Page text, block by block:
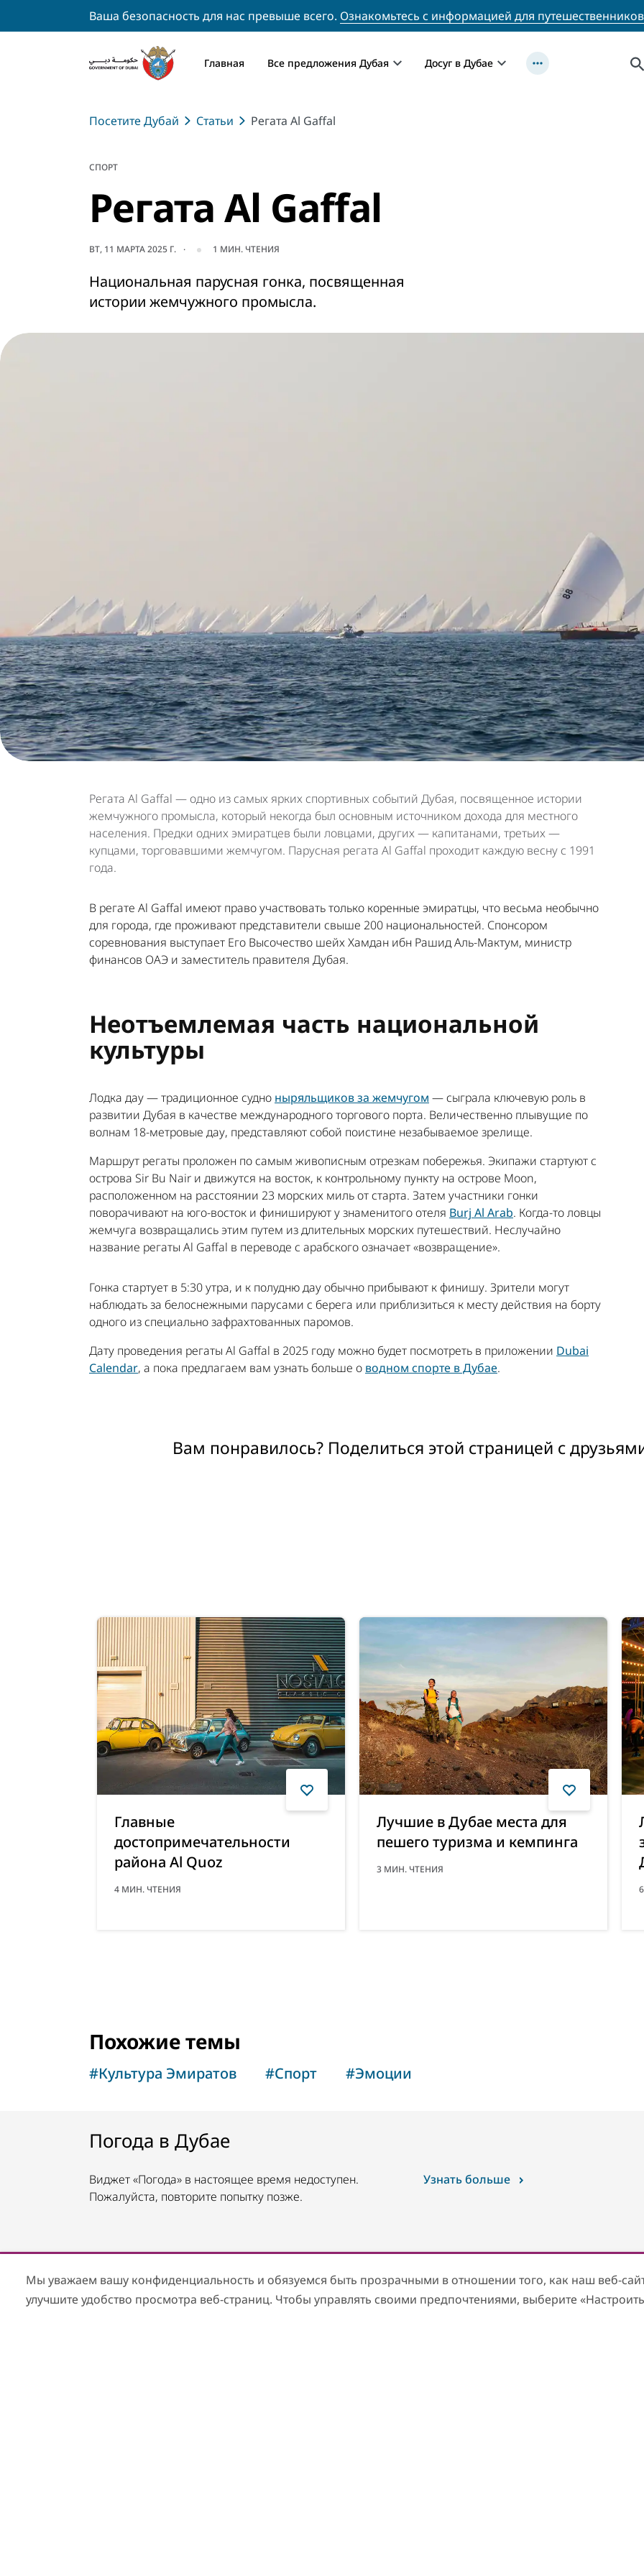
Мы уважаем вашу конфиденциальность и обязуемся быть прозрачными в отношении того, как наш веб-
улучшите удобство просмотра веб-страниц. Чтобы управлять своими предпочтениями, выберите
Ваша безопасность для нас превыше всего. Ознакомьтесь с информацией для путешественников
Главная Все предложения Дубая Досуг в Дубае
Посетите Дубай Статьи Регата Al Gaffal
СПОРТ
Регата Al Gaffal
ВТ, 11 МАРТА 2025 Г. 1 МИН. ЧТЕНИЯ
Национальная парусная гонка, посвященная
истории жемчужного промысла.
Регата Al Gaffal — одно из самых ярких спортивных событий Дубая, посвященное истории
жемчужного промысла, который некогда был основным источником дохода для местного
населения. Предки одних эмиратцев были ловцами, других — капитанами, третьих —
купцами, торговавшими жемчугом. Парусная регата Al Gaffal проходит каждую весну с 1991
года.
В регате Al Gaffal имеют право участвовать только коренные эмиратцы, что весьма необычно
для города, где проживают представители свыше 200 национальностей. Спонсором
соревнования выступает Его Высочество шейх Хамдан ибн Рашид Аль-Мактум, министр
финансов ОАЭ и заместитель правителя Дубая.
Неотъемлемая часть национальной
культуры
Лодка дау — традиционное судно ныряльщиков за жемчугом — сыграла ключевую роль в
развитии Дубая в качестве международного торгового порта. Величественно плывущие по
волнам 18-метровые дау, представляют собой поистине незабываемое зрелище.
Маршрут регаты проложен по самым живописным отрезкам побережья. Экипажи стартуют с
острова Sir Bu Nair и движутся на восток, к контрольному пункту на острове Moon,
расположенном на расстоянии 23 морских миль от старта. Затем участники гонки
поворачивают на юго-восток и финишируют у знаменитого отеля Burj Al Arab. Когда-то ловцы
жемчуга возвращались этим путем из длительных морских путешествий. Неслучайно
название регаты Al Gaffal в переводе с арабского означает «возвращение».
Гонка стартует в 5:30 утра, и к полудню дау обычно прибывают к финишу. Зрители могут
наблюдать за белоснежными парусами с берега или приблизиться к месту действия на борту
одного из специально зафрахтованных паромов.
Дату проведения регаты Al Gaffal в 2025 году можно будет посмотреть в приложении Dubai
Calendar, а пока предлагаем вам узнать больше о водном спорте в Дубае.
Вам понравилось? Поделиться этой страницей с
Главные
достопримечательности
района Al Quoz
4 МИН. ЧТЕНИЯ
Лучшие в Дубае места для
пешего туризма и кемпинга
3 МИН. ЧТЕНИЯ
6
Похожие темы
#Культура Эмиратов #Спорт #Эмоции
Погода в Дубае
Виджет «Погода» в настоящее время недоступен.
Пожалуйста, повторите попытку позже.
Узнать больше
Оставайтесь в курсе событий